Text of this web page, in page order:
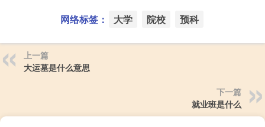
网络标签： 大学 院校 预科
上一篇
大运墓是什么意思
下一篇
就业班是什么